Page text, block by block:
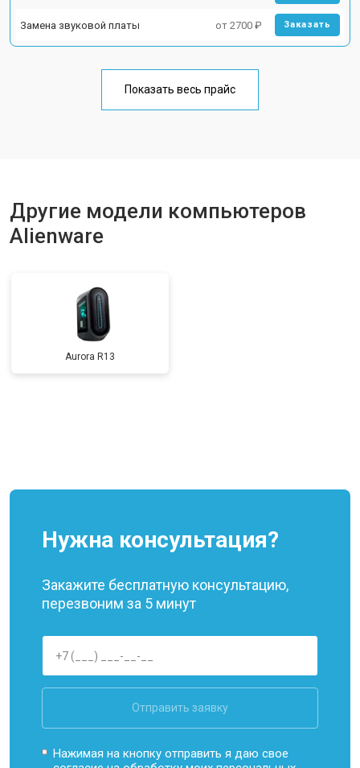
Замена звуковой платы от 2700 ₽ Заказать
Показать весь прайс
Другие модели компьютеров
Alienware
Aurora R13
Нужна консультация?
Закажите бесплатную консультацию,
перезвоним за 5 минут
Отправить заявку
Нажимая на кнопку отправить я даю свое